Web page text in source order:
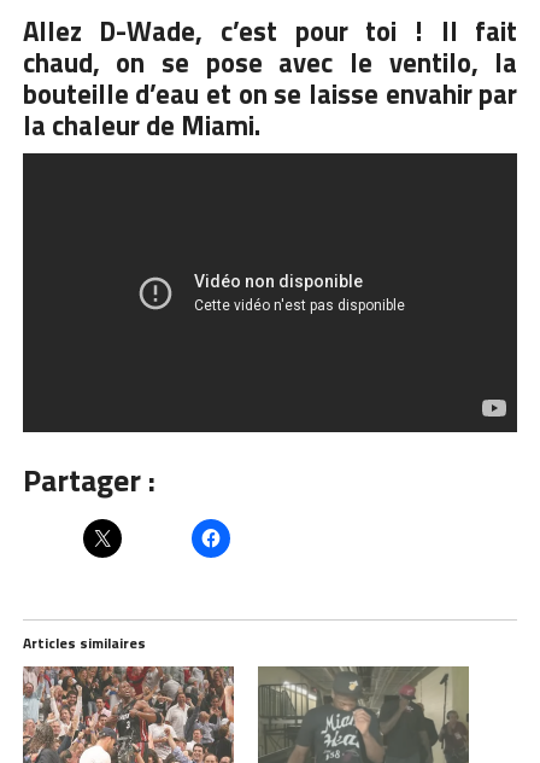
Allez D-Wade, c’est pour toi ! Il fait
chaud, on se pose avec le ventilo, la
bouteille d’eau et on se laisse envahir par
la chaleur de Miami.
Partager :
Articles similaires